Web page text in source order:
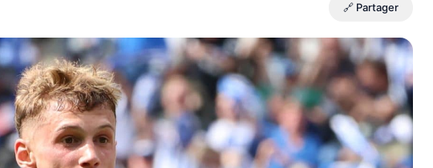
🔗 Partager